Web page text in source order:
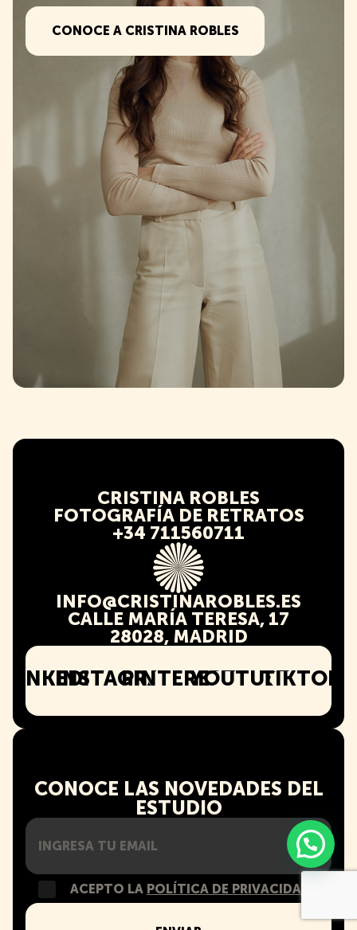
CONOCE A CRISTINA ROBLES
CRISTINA ROBLES
FOTOGRAFÍA DE RETRATOS
+34 711560711
INFO@CRISTINAROBLES.ES
CALLE MARÍA TERESA, 17
28028, MADRID
LINKEDIN
INSTAGRAMPINTERESTYOUTUBETIKTOK
CONOCE LAS NOVEDADES DEL
ESTUDIO
ACEPTO LA POLÍTICA DE PRIVACIDAD